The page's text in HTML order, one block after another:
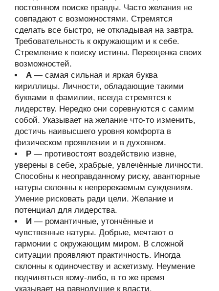
постоянном поиске правды. Часто желания не
совпадают с возможностями. Стремятся
сделать все быстро, не откладывая на завтра.
Требовательность к окружающим и к себе.
Стремление к поиску истины. Переоценка своих
возможностей.
А — самая сильная и яркая буква
кириллицы. Личности, обладающие такими
буквами в фамилии, всегда стремятся к
лидерству. Нередко они соревнуются с самим
собой. Указывает на желание что-то изменить,
достичь наивысшего уровня комфорта в
физическом проявлении и в духовном.
Р — противостоят воздействию извне,
уверены в себе, храбрые, увлечённые личности.
Способны к неоправданному риску, авантюрные
натуры склонны к непререкаемым суждениям.
Умение рисковать ради цели. Желание и
потенциал для лидерства.
И — романтичные, утончённые и
чувственные натуры. Добрые, мечтают о
гармонии с окружающим миром. В сложной
ситуации проявляют практичность. Иногда
склонны к одиночеству и аскетизму. Неумение
подчиняться кому-либо, в то же время
указывает на равнодушие к власти.